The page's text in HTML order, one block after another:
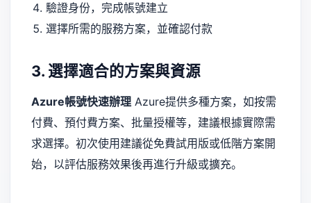
驗證身份，完成帳號建立
選擇所需的服務方案，並確認付款
3. 選擇適合的方案與資源
Azure帳號快速辦理 Azure提供多種方案，如按需
付費、預付費方案、批量授權等，建議根據實際需
求選擇。初次使用建議從免費試用版或低階方案開
始，以評估服務效果後再進行升級或擴充。